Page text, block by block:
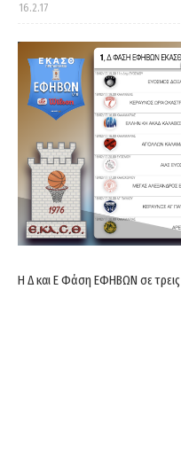
16.2.17
Η Δ και Ε Φάση ΕΦΗΒΩΝ σε